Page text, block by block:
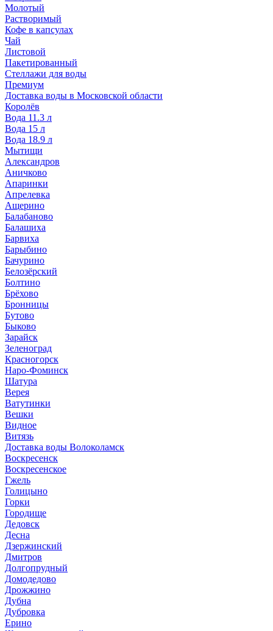
Молотый
Растворимый
Кофе в капсулах
Чай
Листовой
Пакетированный
Стеллажи для воды
Премиум
Доставка воды в Московской области
Королёв
Вода 11.3 л
Вода 15 л
Вода 18.9 л
Мытищи
Александров
Аничково
Апаринки
Апрелевка
Ащерино
Балабаново
Балашиха
Барвиха
Барыбино
Бачурино
Белозёрский
Болтино
Брёхово
Бронницы
Бутово
Быково
Зарайск
Зеленоград
Красногорск
Наро-Фоминск
Шатура
Верея
Ватутинки
Вешки
Видное
Витязь
Доставка воды Волоколамск
Воскресенск
Воскресенское
Гжель
Голицыно
Горки
Городище
Дедовск
Десна
Дзержинский
Дмитров
Долгопрудный
Домодедово
Дрожжино
Дубна
Дубровка
Ерино